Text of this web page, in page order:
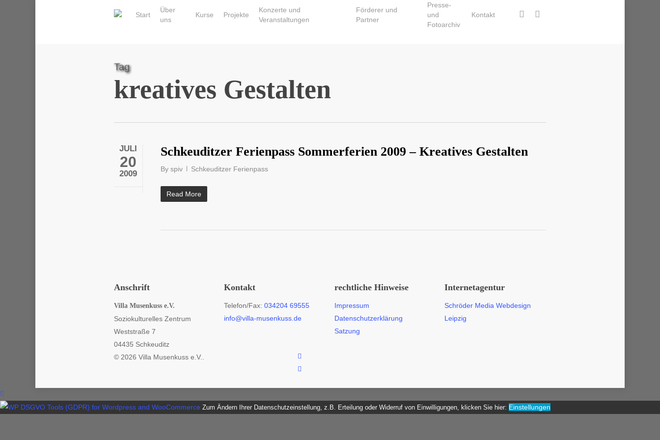
Start
Über
uns
Kurse Projekte
Konzerte und
Veranstaltungen
Förderer und
Partner
Presse-
und
Fotoarchiv
Kontakt facebookinstagram
Tag
kreatives Gestalten
JULI
20
2009
Schkeuditzer Ferienpass Sommerferien 2009 – Kreatives Gestalten
By spiv Schkeuditzer Ferienpass
Read More
Anschrift
Villa Musenkuss e.V.
Soziokulturelles Zentrum
Weststraße 7
04435 Schkeuditz
Kontakt
Telefon/Fax:034204 69555
info@villa-musenkuss.de
rechtliche Hinweise
Impressum
Datenschutzerklärung
Satzung
Internetagentur
Schröder Media Webdesign
Leipzig
© 2026 Villa Musenkuss e.V..
facebook
instagram
Zum Ändern Ihrer Datenschutzeinstellung, z.B. Erteilung oder Widerruf von Einwilligungen, klicken Sie hier: Einstellungen